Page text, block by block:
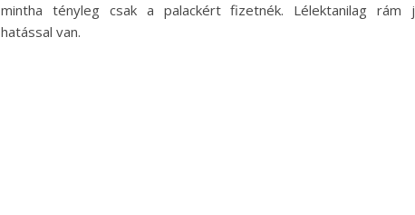
mintha tényleg csak a palackért fizetnék. Lélektanilag rám
hatással van.